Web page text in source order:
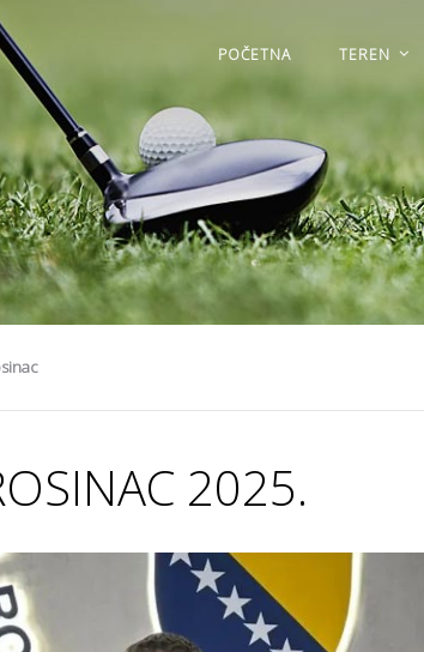
POČETNA TEREN
2025.